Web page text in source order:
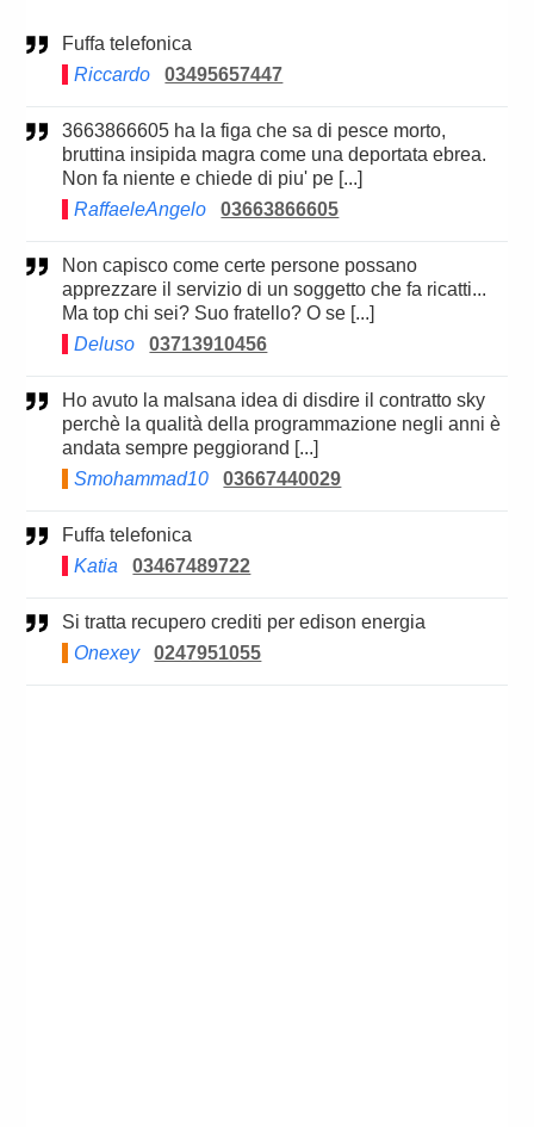
Fuffa telefonica
Riccardo
03495657447
3663866605 ha la figa che sa di pesce morto,
bruttina insipida magra come una deportata ebrea.
Non fa niente e chiede di piu' pe [...]
RaffaeleAngelo
03663866605
Non capisco come certe persone possano
apprezzare il servizio di un soggetto che fa ricatti...
Ma top chi sei? Suo fratello? O se [...]
Deluso
03713910456
Ho avuto la malsana idea di disdire il contratto sky
perchè la qualità della programmazione negli anni è
andata sempre peggiorand [...]
Smohammad10
03667440029
Fuffa telefonica
Katia
03467489722
Si tratta recupero crediti per edison energia
Onexey
0247951055